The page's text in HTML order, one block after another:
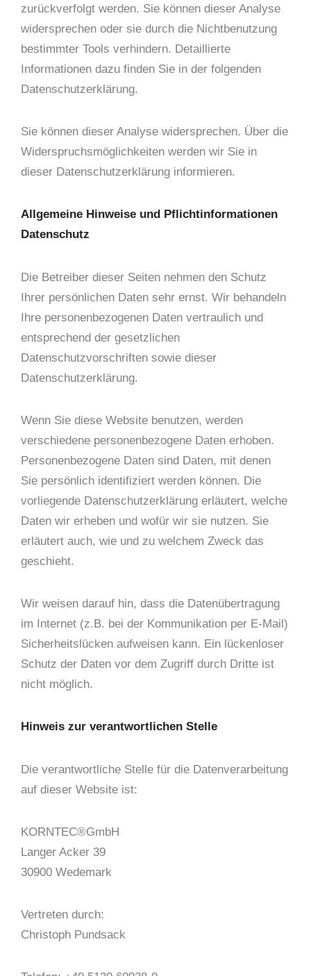
zurückverfolgt werden. Sie können dieser Analyse
widersprechen oder sie durch die Nichtbenutzung
bestimmter Tools verhindern. Detaillierte
Informationen dazu finden Sie in der folgenden
Datenschutzerklärung.
Sie können dieser Analyse widersprechen. Über die
Widerspruchsmöglichkeiten werden wir Sie in
dieser Datenschutzerklärung informieren.
Allgemeine Hinweise und Pflichtinformationen
Datenschutz
Die Betreiber dieser Seiten nehmen den Schutz
Ihrer persönlichen Daten sehr ernst. Wir behandeln
Ihre personenbezogenen Daten vertraulich und
entsprechend der gesetzlichen
Datenschutzvorschriften sowie dieser
Datenschutzerklärung.
Wenn Sie diese Website benutzen, werden
verschiedene personenbezogene Daten erhoben.
Personenbezogene Daten sind Daten, mit denen
Sie persönlich identifiziert werden können. Die
vorliegende Datenschutzerklärung erläutert, welche
Daten wir erheben und wofür wir sie nutzen. Sie
erläutert auch, wie und zu welchem Zweck das
geschieht.
Wir weisen darauf hin, dass die Datenübertragung
im Internet (z.B. bei der Kommunikation per E-Mail)
Sicherheitslücken aufweisen kann. Ein lückenloser
Schutz der Daten vor dem Zugriff durch Dritte ist
nicht möglich.
Hinweis zur verantwortlichen Stelle
Die verantwortliche Stelle für die Datenverarbeitung
auf dieser Website ist:
KORNTEC®GmbH
Langer Acker 39
30900 Wedemark
Vertreten durch:
Christoph Pundsack